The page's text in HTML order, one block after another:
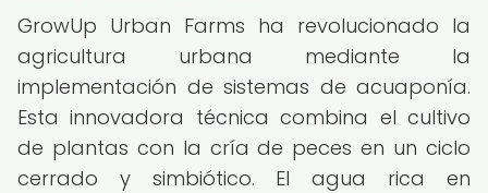
GrowUp Urban Farms ha revolucionado la
agricultura urbana mediante la
implementación de sistemas de acuaponía.
Esta innovadora técnica combina el cultivo
de plantas con la cría de peces en un ciclo
cerrado y simbiótico. El agua rica en